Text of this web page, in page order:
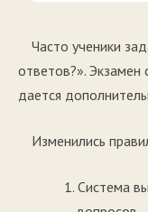
Часто ученики
ответов?».
дается
Изменились
Система